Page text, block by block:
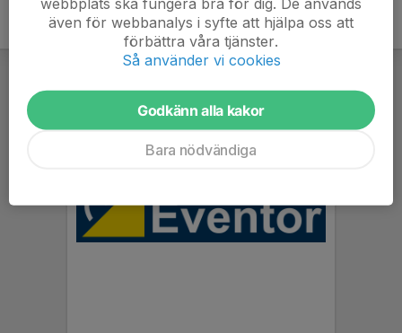
även för webbanalys i syfte att hjälpa oss att
förbättra våra tjänster.
Så använder vi cookies
Godkänn alla kakor
Bara nödvändiga